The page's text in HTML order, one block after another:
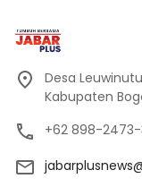
Desa
Kabupaten
+62 898-